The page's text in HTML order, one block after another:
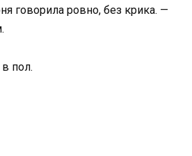
говорила ровно, без крика. —
пол.